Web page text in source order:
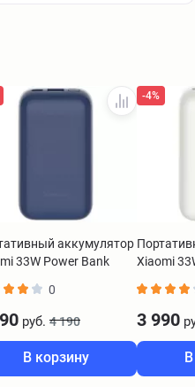
аккумулятор
33W Power Bank
BHR5785GL
0
руб. 4 190
В корзину
-4%
Xiaomi
белый
3 990